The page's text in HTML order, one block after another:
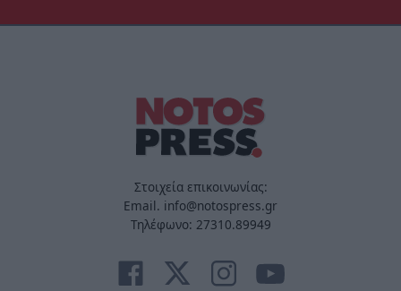
Στοιχεία επικοινωνίας:
Email. info@notospress.gr
Τηλέφωνο: 27310.89949